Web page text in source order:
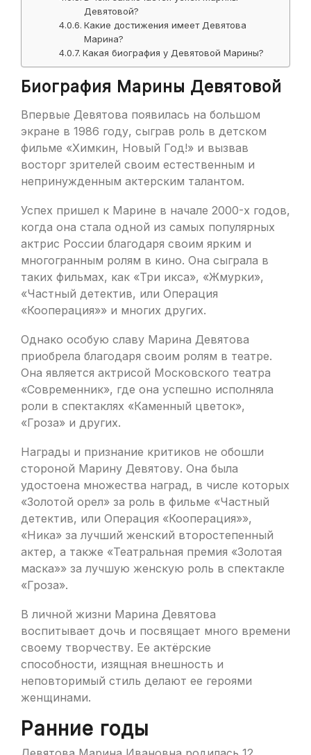
Девятовой?
Какие достижения имеет Девятова
Марина?
Какая биография у Девятовой Марины?
Биография Марины Девятовой
Впервые Девятова появилась на большом
экране в 1986 году, сыграв роль в детском
фильме «Химкин, Новый Год!» и вызвав
восторг зрителей своим естественным и
непринужденным актерским талантом.
Успех пришел к Марине в начале 2000-х годов,
когда она стала одной из самых популярных
актрис России благодаря своим ярким и
многогранным ролям в кино. Она сыграла в
таких фильмах, как «Три икса», «Жмурки»,
«Частный детектив, или Операция
«Кооперация»» и многих других.
Однако особую славу Марина Девятова
приобрела благодаря своим ролям в театре.
Она является актрисой Московского театра
«Современник», где она успешно исполняла
роли в спектаклях «Каменный цветок»,
«Гроза» и других.
Награды и признание критиков не обошли
стороной Марину Девятову. Она была
удостоена множества наград, в числе которых
«Золотой орел» за роль в фильме «Частный
детектив, или Операция «Кооперация»»,
«Ника» за лучший женский второстепенный
актер, а также «Театральная премия «Золотая
маска»» за лучшую женскую роль в спектакле
«Гроза».
В личной жизни Марина Девятова
воспитывает дочь и посвящает много времени
своему творчеству. Ее актёрские
способности, изящная внешность и
неповторимый стиль делают ее героями
женщинами.
Ранние годы